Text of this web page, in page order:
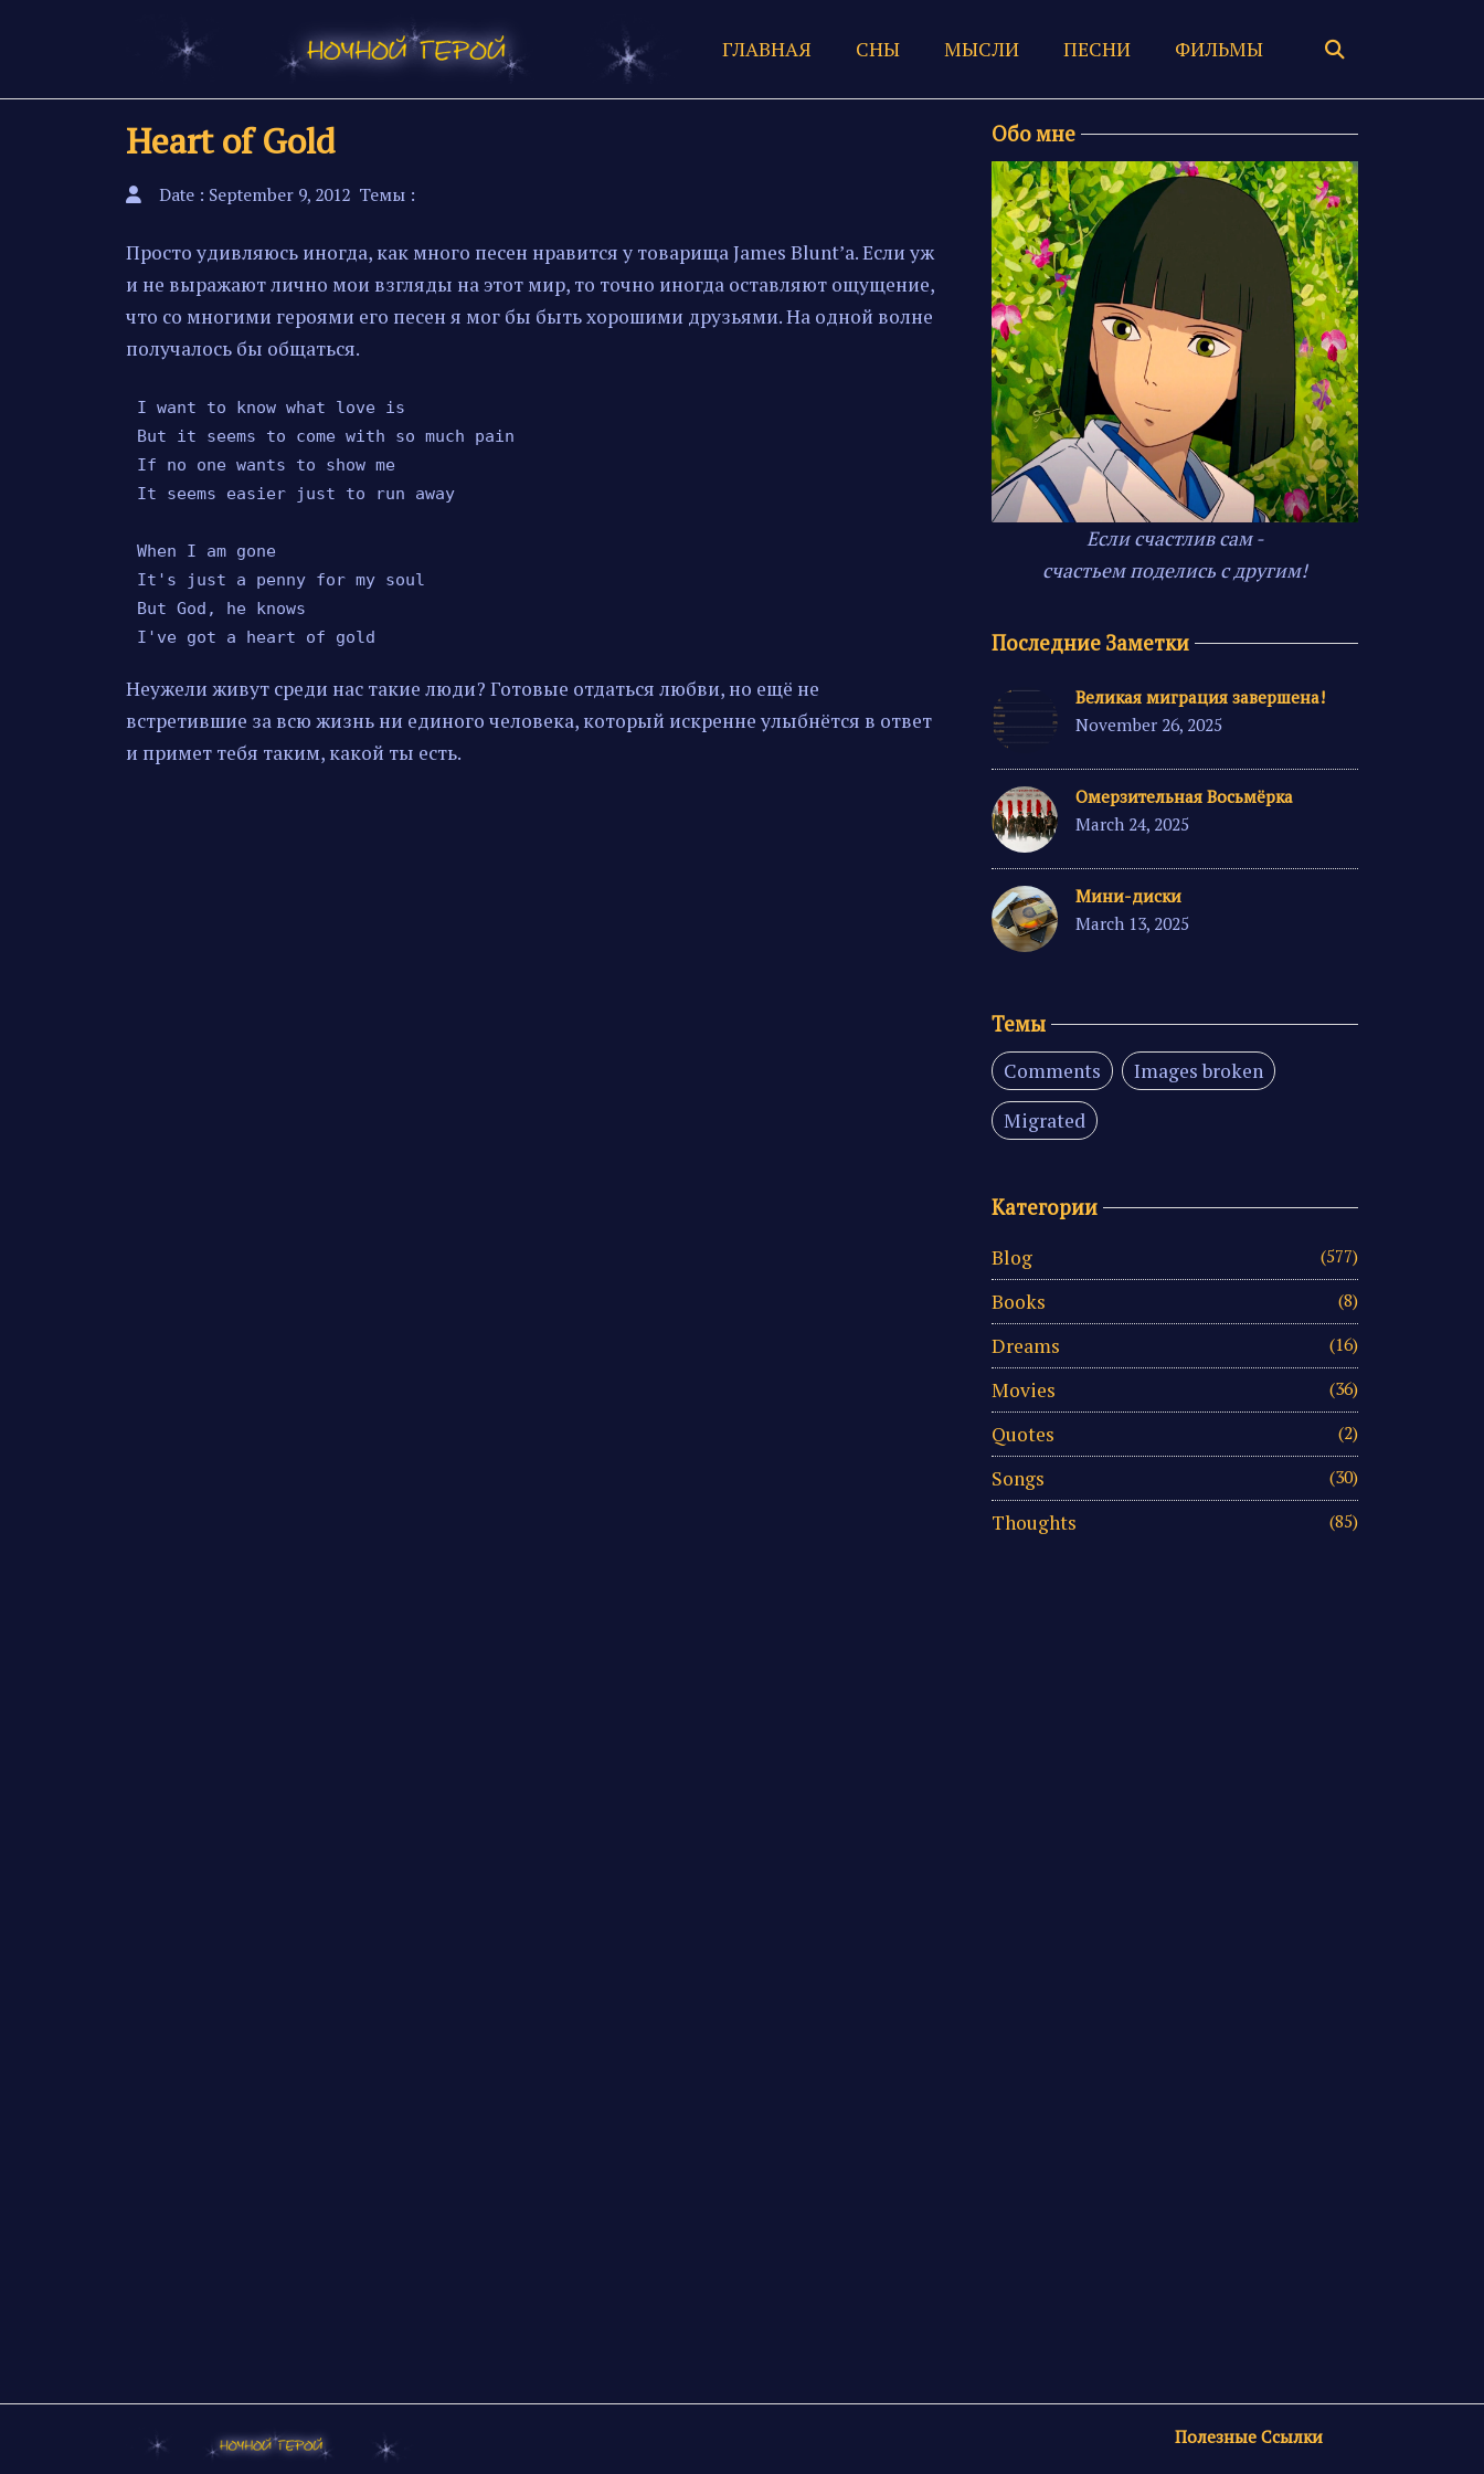
ГЛАВНАЯ СНЫ МЫСЛИ ПЕСНИ ФИЛЬМЫ
Heart of Gold
Date : September 9, 2012 Темы :
Просто удивляюсь иногда, как много песен нравится у товарища James Blunt’а. Если уж
и не выражают лично мои взгляды на этот мир, то точно иногда оставляют ощущение,
что со многими героями его песен я мог бы быть хорошими друзьями. На одной волне
получалось бы общаться.
I want to know what love is
But it seems to come with so much pain
If no one wants to show me
It seems easier just to run away
When I am gone
It's just a penny for my soul
But God, he knows
I've got a heart of gold
Неужели живут среди нас такие люди? Готовые отдаться любви, но ещё не
встретившие за всю жизнь ни единого человека, который искренне улыбнётся в ответ
и примет тебя таким, какой ты есть.
Обо мне
Если счастлив сам -
счастьем поделись с другим!
Последние Заметки
Великая миграция завершена!
November 26, 2025
Омерзительная Восьмёрка
March 24, 2025
Мини-диски
March 13, 2025
Темы
Comments
Images broken
Migrated
Категории
Blog (577)
Books (8)
Dreams (16)
Movies (36)
Quotes (2)
Songs (30)
Thoughts (85)
Полезные Ссылки